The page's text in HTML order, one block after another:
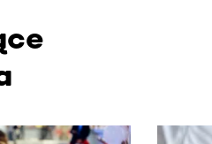
w poziomie. Użyj